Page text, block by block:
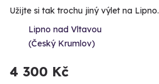
Užijte si tak trochu jiný výlet na Lipno.
Lipno nad Vltavou
(Český Krumlov)
4 300 Kč